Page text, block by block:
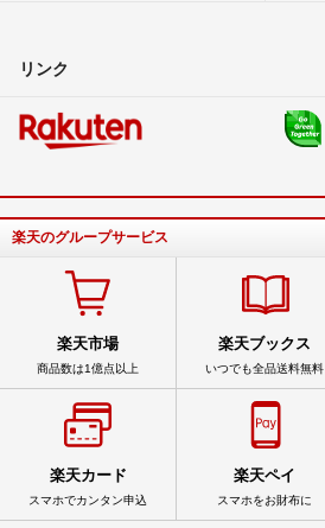
リンク
楽天のグループサービス
楽天市場
商品数は1億点以上
楽天ブックス
いつでも全品送料無料
楽天カード
スマホでカンタン申込
楽天ペイ
スマホをお財布に